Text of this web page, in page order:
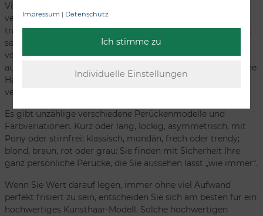
Viele Frauen, die wegen einer Chemotherapie die Haare
verlieren werden, entscheiden sich dafür, eine Perücke zu
tragen, die ihrer gewohnten Frisur und Haarfarbe möglichst
sehr ähnlich ist. Wenn Sie das wollen, sollten Sie sich noch
vor oder gleich zu Beginn der Chemotherapie eine Perücke
aussuchen. Denn dann können Sie vor allem auch Ihre eigene
Haarfarbe mit der Ihrer Wunschperücke am besten
vergleichen.
Es gibt unzählige verschiedene Perückenmodelle und
Farbvariationen. Kurz oder lang, lockig, asymmetrisch, mit
Pony oder stirnfrei; klassisch, mondän, frech oder trendy;
blond, braun, rot oder grau: Sie finden mit Sicherheit Ihre
ganz persönliche Perücke, die Sie aussehen lässt „wie immer“.
Wenn Sie Wert darauf legen, immer ohne viel Aufwand
perfekt frisiert zu sein, entscheiden Sie sich am besten für ein
hochwertiges Kunsthaar-Modell. Solche hochwertigen
Impressum | Datenschutz
Ich stimme zu